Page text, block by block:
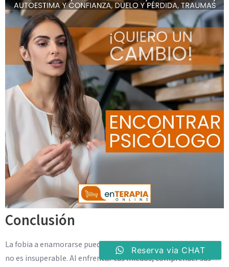
Conclusión
La fobia a enamorarse puede ser un desafío significativo, pero
no es insuperable. Al enfrentar tus miedos, comprender sus
Reserva via CHAT